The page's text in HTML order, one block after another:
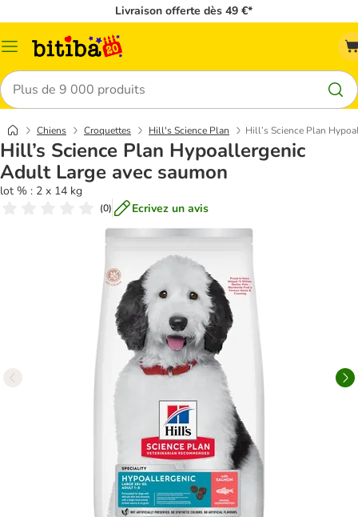
Livraison offerte dès 49 €*
Menu
Rechercher
Chiens Croquettes Hill's Science Plan Hill’s Science Plan
Hill’s Science Plan Hypoallergenic
Adult Large avec saumon
lot % : 2 x 14 kg
(0) Ecrivez un avis